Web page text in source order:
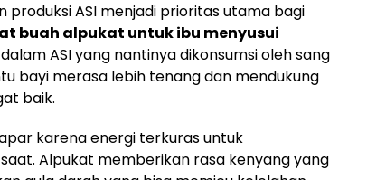
produksi ASI menjadi prioritas utama bagi
buah alpukat untuk ibu menyusui
ASI yang nantinya dikonsumsi oleh sang
bayi merasa lebih tenang dan mendukung
baik.
karena energi terkuras untuk
Alpukat memberikan rasa kenyang yang